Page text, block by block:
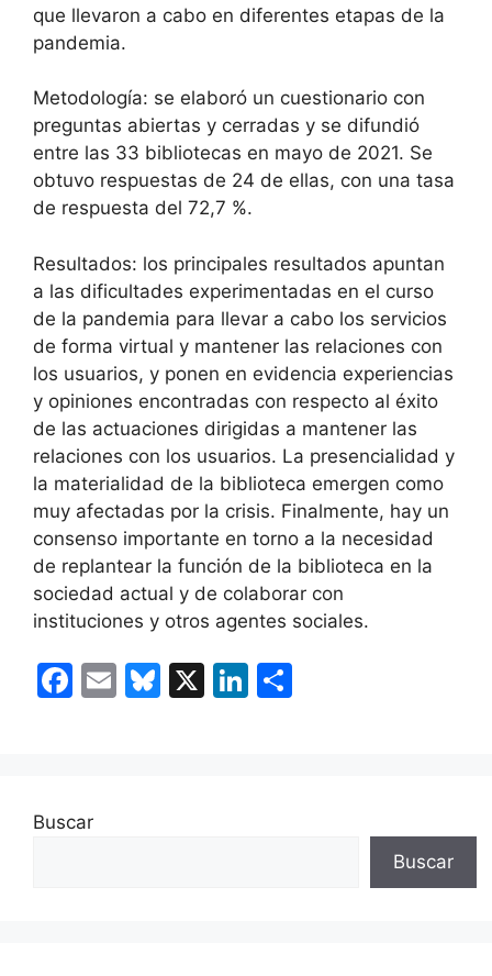
que llevaron a cabo en diferentes etapas de la
pandemia.
Metodología: se elaboró un cuestionario con
preguntas abiertas y cerradas y se difundió
entre las 33 bibliotecas en mayo de 2021. Se
obtuvo respuestas de 24 de ellas, con una tasa
de respuesta del 72,7 %.
Resultados: los principales resultados apuntan
a las dificultades experimentadas en el curso
de la pandemia para llevar a cabo los servicios
de forma virtual y mantener las relaciones con
los usuarios, y ponen en evidencia experiencias
y opiniones encontradas con respecto al éxito
de las actuaciones dirigidas a mantener las
relaciones con los usuarios. La presencialidad y
la materialidad de la biblioteca emergen como
muy afectadas por la crisis. Finalmente, hay un
consenso importante en torno a la necesidad
de replantear la función de la biblioteca en la
sociedad actual y de colaborar con
instituciones y otros agentes sociales.
F
b
E
Bl X
Li
Buscar
Buscar